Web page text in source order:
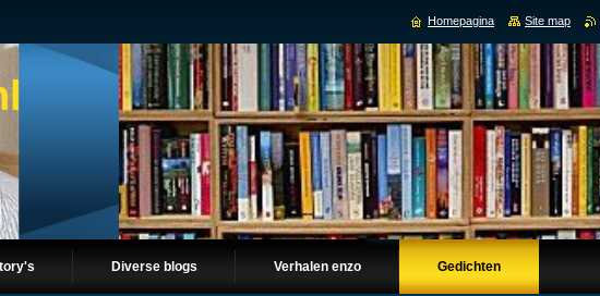
Diverse blogs Verhalen enzo Gedichten
Homepagina Site map